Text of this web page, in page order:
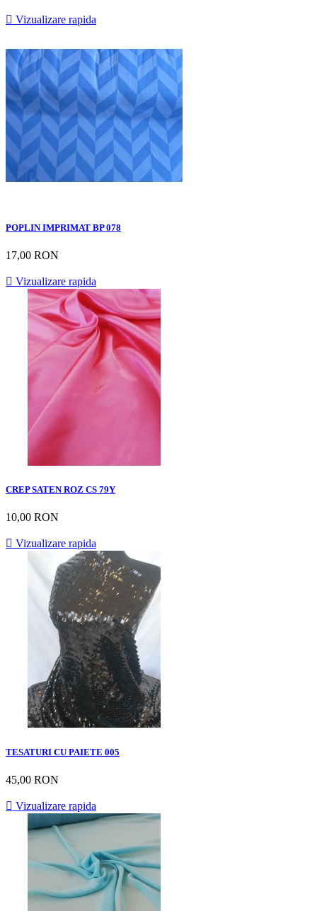
 Vizualizare rapida
POPLIN IMPRIMAT BP 078
17,00 RON
 Vizualizare rapida
CREP SATEN ROZ CS 79Y
10,00 RON
 Vizualizare rapida
TESATURI CU PAIETE 005
45,00 RON
 Vizualizare rapida